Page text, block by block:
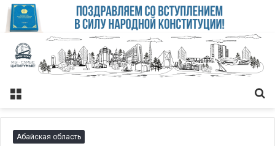
Меню
Абайская область